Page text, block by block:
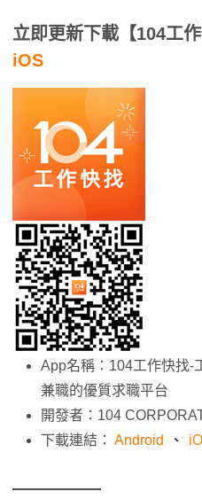
立即更新下載【104工作
iOS
App名稱：104工作快找-
兼職的優質求職平台
開發者：104
下載連結： Android 、